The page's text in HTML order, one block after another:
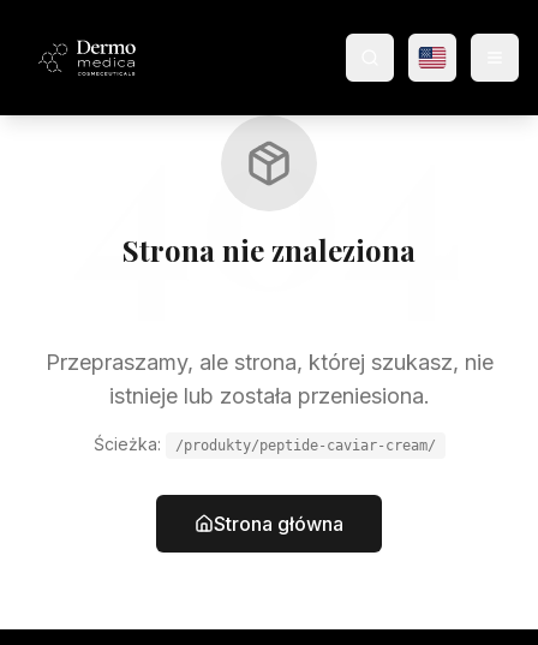
Wyszukaj produkty
404
Strona nie znaleziona
Przepraszamy, ale strona, której szukasz, nie
istnieje lub została przeniesiona.
Ścieżka: /produkty/peptide-caviar-cream/
Strona główna